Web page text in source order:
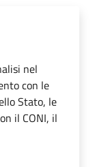
nel
con le
Stato, le
il CONI, il